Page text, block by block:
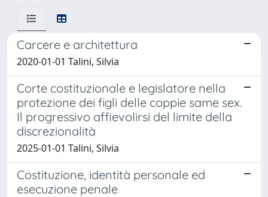
Carcere e architettura
2020-01-01 Talini, Silvia
Corte costituzionale e legislatore nella
protezione dei figli delle coppie same sex.
Il progressivo affievolirsi del limite della
discrezionalità
2025-01-01 Talini, Silvia
Costituzione, identità personale ed
esecuzione penale